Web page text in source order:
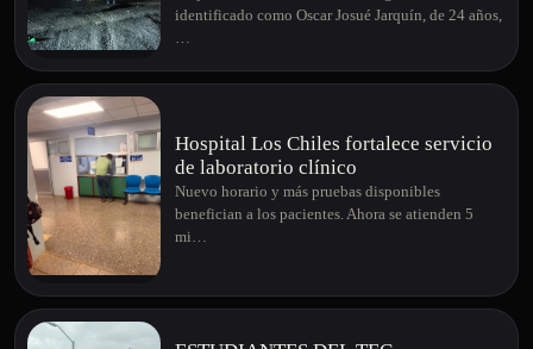
MONTERREY DE SAN CARLOS
identificado como Oscar Josué Jarquín, de 24 años,
…
Hospital Los Chiles fortalece servicio
de laboratorio clínico
Nuevo horario y más pruebas disponibles
benefician a los pacientes. Ahora se atienden 5
mi…